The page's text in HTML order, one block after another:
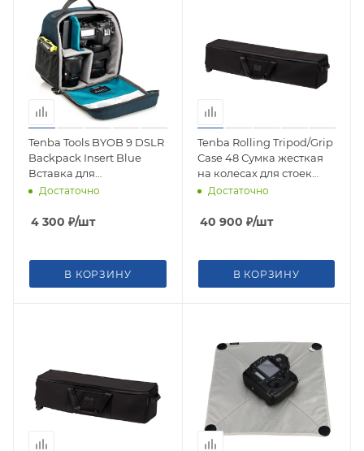
Tenba Tools BYOB 9 DSLR
Backpack Insert Blue
Вставка для
фотооборудования 636-
Достаточно
4 300 ₽/шт
В КОРЗИНУ
Tenba Rolling Tripod/Grip
Case 48 Сумка жесткая
на колесах для стоек
634-519
Достаточно
40 900 ₽/шт
В КОРЗИНУ